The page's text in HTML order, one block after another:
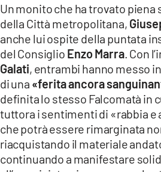
App
ANDROID
APPLE
Un monito che ha trovato piena
della Città metropolitana,
anche lui ospite della puntata
del Consiglio Enzo Marra. Con
Galati, entrambi hanno messo
di una «ferita ancora
definita lo stesso Falcomatà in
tuttora i sentimenti di «rabbia e
che potrà essere rimarginata
riacquistando il materiale
continuando a manifestare